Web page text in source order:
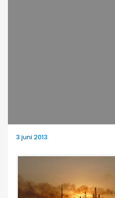
3 juni 2013